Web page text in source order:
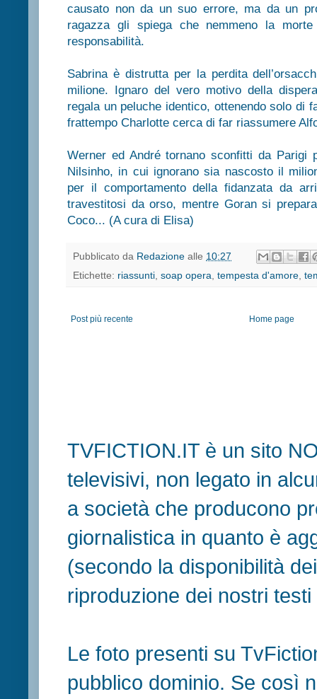
causato non da un suo errore, ma da un
ragazza gli spiega che nemmeno la
responsabilità.
Sabrina è distrutta per la perdita
milione. Ignaro del vero motivo della
regala un peluche identico, ottenendo solo di
frattempo Charlotte cerca di far riassumere
Werner ed André tornano sconfitti da Parigi
Nilsinho, in cui ignorano sia nascosto il
per il comportamento della fidanzata da
travestitosi da orso, mentre Goran si
Coco... (A cura di Elisa)
Pubblicato da Redazione alle 10:27
Etichette: riassunti soap opera tempesta d'amore
Post più recente Home page
TVFICTION.IT è un sito
televisivi, non legato in
a società che producono
giornalistica in quanto è
(secondo la disponibilità
riproduzione dei nostri
Le foto presenti su
pubblico dominio. Se così